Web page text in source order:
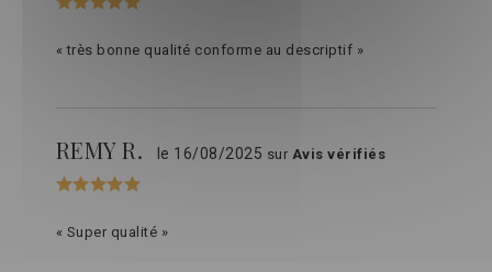
« très bonne qualité conforme au descriptif »
REMY R. le 16/08/2025 sur Avis vérifiés
« Super qualité »